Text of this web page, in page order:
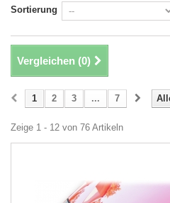
Sortierung
Vergleichen (0)
1 2 3 ... 7
Zeige 1 - 12 von 76 Artikeln